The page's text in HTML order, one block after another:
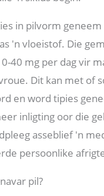
in pilvorm geneem
'n vloeistof. Die
40 mg per dag vir
Dit kan met of
en word tipies
inligting oor die
asseblief 'n
persoonlike
pil?